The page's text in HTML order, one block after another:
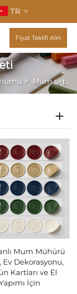
TR
Fiyat Teklifi Alın
> Mum sigili etiketi
Mum Mühürü
Ev Dekorasyonu,
Kartları ve El
İçin